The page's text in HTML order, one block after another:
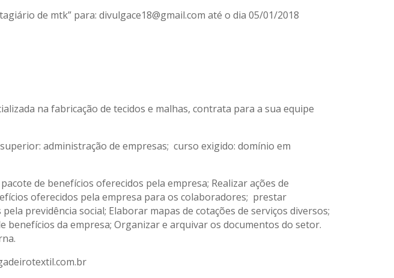
de mtk” para: divulgace18@gmail.com até o dia 05/01/2018
na fabricação de tecidos e malhas, contrata para a sua equipe
administração de empresas; curso exigido: domínio em
de benefícios oferecidos pela empresa; Realizar ações de
oferecidos pela empresa para os colaboradores; prestar
previdência social; Elaborar mapas de cotações de serviços diversos;
da empresa; Organizar e arquivar os documentos do setor.